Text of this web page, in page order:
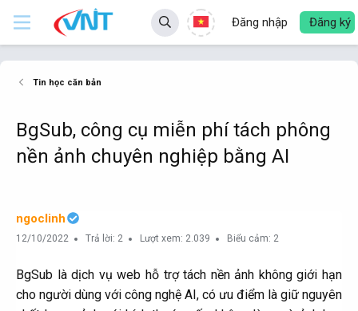
Đăng nhập Đăng ký
Tin học căn bản
BgSub, công cụ miễn phí tách phông
nền ảnh chuyên nghiệp bằng AI
ngoclinh
12/10/2022 Trả lời: 2 Lượt xem: 2.039 Biểu cảm: 2
BgSub là dịch vụ web hỗ trợ tách nền ảnh không giới hạn
cho người dùng với công nghệ AI, có ưu điểm là giữ nguyên